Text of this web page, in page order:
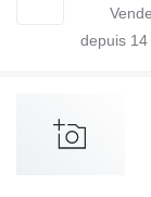
depuis 14